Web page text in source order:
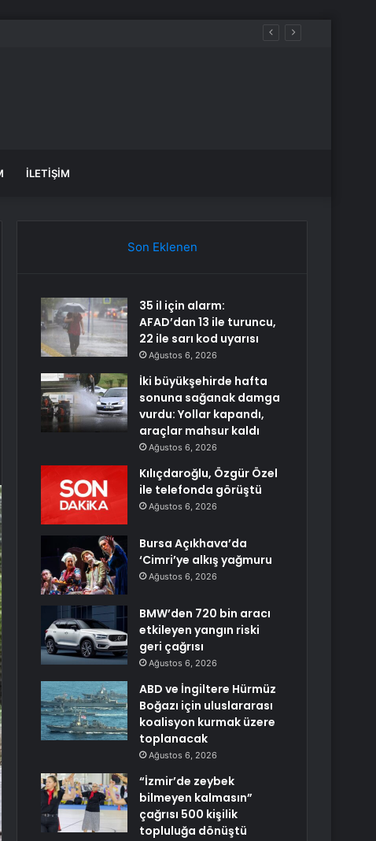
mahsur kaldı
İLETIŞIM
Son Eklenen
35 il için alarm:
AFAD’dan 13 ile turuncu,
22 ile sarı kod uyarısı
Ağustos 6, 2026
İki büyükşehirde hafta
sonuna sağanak damga
vurdu: Yollar kapandı,
araçlar mahsur kaldı
Ağustos 6, 2026
Kılıçdaroğlu, Özgür Özel
ile telefonda görüştü
Ağustos 6, 2026
Bursa Açıkhava’da
‘Cimri’ye alkış yağmuru
Ağustos 6, 2026
BMW’den 720 bin aracı
etkileyen yangın riski
geri çağrısı
Ağustos 6, 2026
ABD ve İngiltere Hürmüz
Boğazı için uluslararası
koalisyon kurmak üzere
toplanacak
Ağustos 6, 2026
“İzmir’de zeybek
bilmeyen kalmasın”
çağrısı 500 kişilik
topluluğa dönüştü